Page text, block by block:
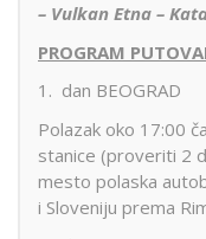
– Vulkan Etna –
PROGRAM
1. dan BEOGRAD
Polazak oko 17:00
stanice (proveriti 2
mesto polaska
i Sloveniju prema